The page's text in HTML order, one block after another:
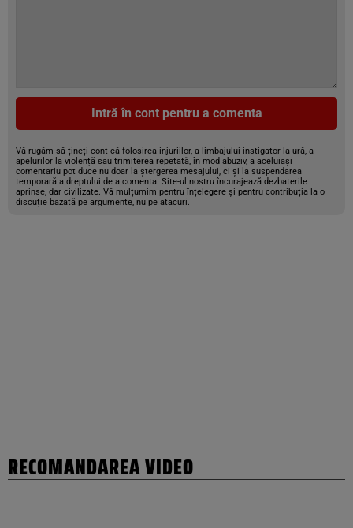
Intră în cont pentru a comenta
Vă rugăm să țineți cont că folosirea injuriilor, a limbajului instigator la ură, a
apelurilor la violență sau trimiterea repetată, în mod abuziv, a aceluiași
comentariu pot duce nu doar la ștergerea mesajului, ci și la suspendarea
temporară a dreptului de a comenta. Site-ul nostru încurajează dezbaterile
aprinse, dar civilizate. Vă mulțumim pentru înțelegere și pentru contribuția la o
discuție bazată pe argumente, nu pe atacuri.
RECOMANDAREA VIDEO